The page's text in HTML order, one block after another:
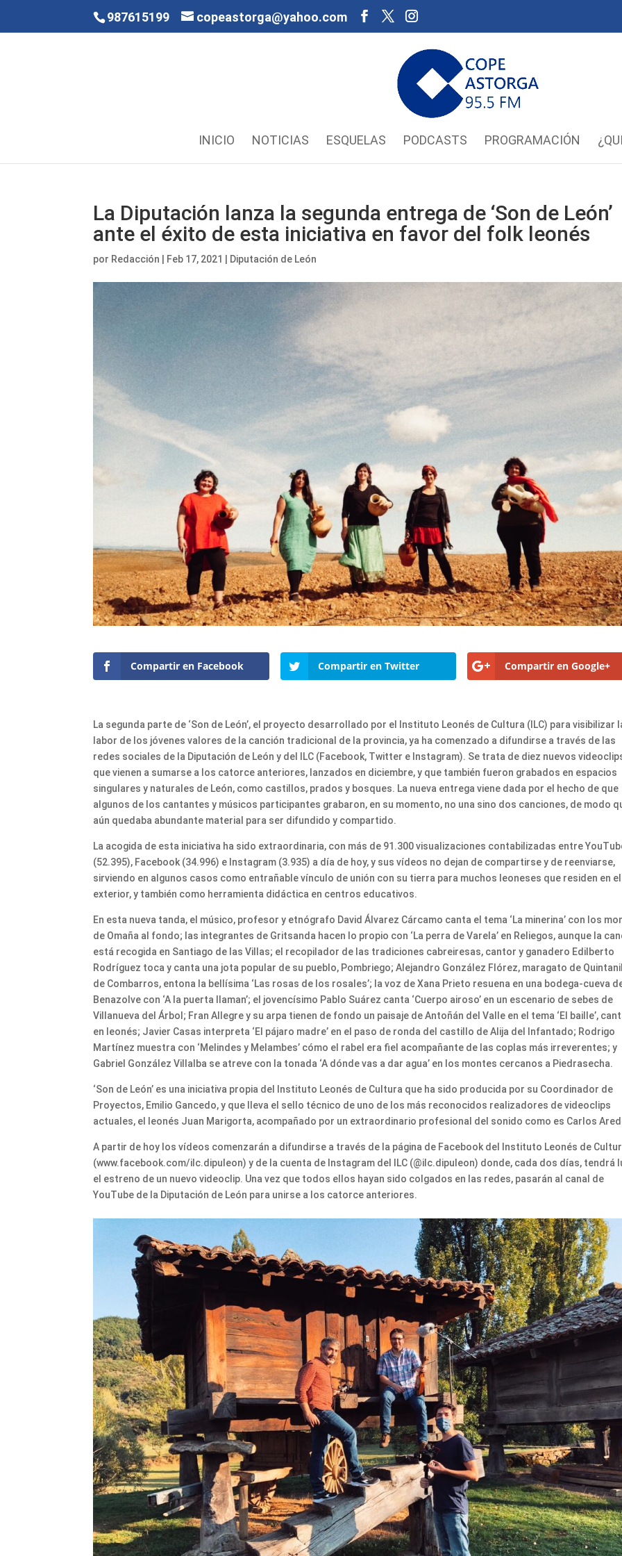
987615199 copeastorga@yahoo.com
INICIO NOTICIAS ESQUELAS PODCASTS PROGRAMACIÓN
La Diputación lanza la segunda entrega de ‘Son de León’
ante el éxito de esta iniciativa en favor del folk leonés
por Redacción Feb 17, 2021 Diputación de León
Compartir en Facebook Compartir en Twitter Compartir en Google+
La segunda parte de ‘Son de León’, el proyecto desarrollado por el Instituto Leonés de Cultura (ILC) para visibilizar
labor de los jóvenes valores de la canción tradicional de la provincia, ya ha comenzado a difundirse a través de las
redes sociales de la Diputación de León y del ILC (Facebook, Twitter e Instagram). Se trata de diez nuevos
que vienen a sumarse a los catorce anteriores, lanzados en diciembre, y que también fueron grabados en espacios
singulares y naturales de León, como castillos, prados y bosques. La nueva entrega viene dada por el hecho de que
algunos de los cantantes y músicos participantes grabaron, en su momento, no una sino dos canciones, de modo
aún quedaba abundante material para ser difundido y compartido.
La acogida de esta iniciativa ha sido extraordinaria, con más de 91.300 visualizaciones contabilizadas entre
(52.395), Facebook (34.996) e Instagram (3.935) a día de hoy, y sus vídeos no dejan de compartirse y de reenviarse,
sirviendo en algunos casos como entrañable vínculo de unión con su tierra para muchos leoneses que residen en el
exterior, y también como herramienta didáctica en centros educativos.
En esta nueva tanda, el músico, profesor y etnógrafo David Álvarez Cárcamo canta el tema ‘La minerina’ con los
de Omaña al fondo; las integrantes de Gritsanda hacen lo propio con ‘La perra de Varela’ en Reliegos, aunque la
está recogida en Santiago de las Villas; el recopilador de las tradiciones cabreiresas, cantor y ganadero Edilberto
Rodríguez toca y canta una jota popular de su pueblo, Pombriego; Alejandro González Flórez, maragato de
de Combarros, entona la bellísima ‘Las rosas de los rosales’; la voz de Xana Prieto resuena en una bodega-cueva
Benazolve con ‘A la puerta llaman’; el jovencísimo Pablo Suárez canta ‘Cuerpo airoso’ en un escenario de sebes de
Villanueva del Árbol; Fran Allegre y su arpa tienen de fondo un paisaje de Antoñán del Valle en el tema ‘El baille’,
en leonés; Javier Casas interpreta ‘El pájaro madre’ en el paso de ronda del castillo de Alija del Infantado; Rodrigo
Martínez muestra con ‘Melindes y Melambes’ cómo el rabel era fiel acompañante de las coplas más irreverentes; y
Gabriel González Villalba se atreve con la tonada ‘A dónde vas a dar agua’ en los montes cercanos a Piedrasecha.
‘Son de León’ es una iniciativa propia del Instituto Leonés de Cultura que ha sido producida por su Coordinador de
Proyectos, Emilio Gancedo, y que lleva el sello técnico de uno de los más reconocidos realizadores de videoclips
actuales, el leonés Juan Marigorta, acompañado por un extraordinario profesional del sonido como es Carlos
A partir de hoy los vídeos comenzarán a difundirse a través de la página de Facebook del Instituto Leonés de
(www.facebook.com/ilc.dipuleon) y de la cuenta de Instagram del ILC (@ilc.dipuleon) donde, cada dos días, tendrá
el estreno de un nuevo videoclip. Una vez que todos ellos hayan sido colgados en las redes, pasarán al canal de
YouTube de la Diputación de León para unirse a los catorce anteriores.